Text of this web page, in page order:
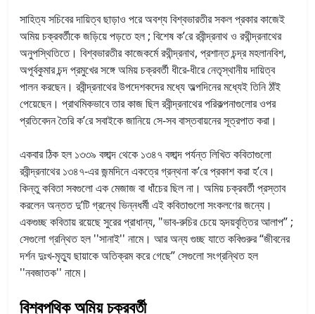
সাহিত্য সচিবের দায়িত্ব ছাড়াও পরে অবশ্য বিশ্বভারতীর সকল প্রকার কাজেই
অমিয় চক্রবর্তীকে জড়িয়ে পড়তে হল ; বিশেষ ক’রে রবীন্দ্রনাথ ও রথীন্দ্রনাথের
অনুপস্থিতিতে। বিশ্বভারতীর কাজেকর্মে রথীন্দ্রনাথ, প্রশান্ত চন্দ্র মহলানবিশ,
অপূর্বকুমার চন্দ প্রমুখের সঙ্গে অমিয় চক্রবর্তী ধীরে-ধীরে নেতৃস্থানীয় দায়িত্ব
পালন করছেন। রবীন্দ্রনাথের উপদেশকদের মধ্যে অল্পদিনের মধ্যেই তিনি ঠাঁই
পেয়েছেন। প্রাথমিকভাবে তার কাজ ছিল রবীন্দ্রনাথের পরিকল্পনাগুলোর ওপর
প্রতিবেদন তৈরি ক’রে সবাইকে জানিয়ে সে-সব বাস্তবায়নের সূত্রপাত করা।
একবার ঠিক হল ১৩৩৯ বঙ্গাব্দ থেকে ১৩৪৭ বঙ্গাব্দ পর্যন্ত লিখিত কবিতাগুলো
রবীন্দ্রনাথের ১৩৪৭-এর জন্মদিনে একত্রে গ্রন্থনা ক’রে প্রকাশ করা হ’বে।
কিন্তু কবিতা সবগুলো এক মেজাজ বা ধাঁচের ছিল না। অমিয় চক্রবর্তী প্রস্তাব
করলেন অন্তত দু’টি গ্রন্থে ভিন্নধর্মী এই কবিতাগুলো সংকলণের জন্যে।
একগুচ্ছ কবিতায় রয়েছে সুরের প্রাধান্য, "ভাব-রুচির চেয়ে হৃদয়বৃত্তির আলাপ” ;
সেগুলো গ্রন্থিত হল ''সানাই'' নামে। আর অন্য গুচ্ছ যাতে কবিগুরুর “জীবনের
দর্শন দুঃখ-মৃত্যু ছায়াকে অতিক্রম করে গেছে” সেগুলো সংগ্রন্থিত হল
''নবজাতক'' নামে।
বিশ্বপথিক অমিয় চক্রবর্তী